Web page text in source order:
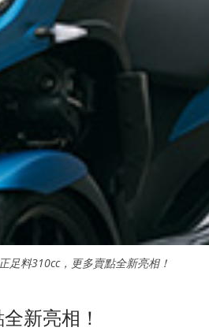
足料310cc，更多賣點全新亮相！
新亮相！